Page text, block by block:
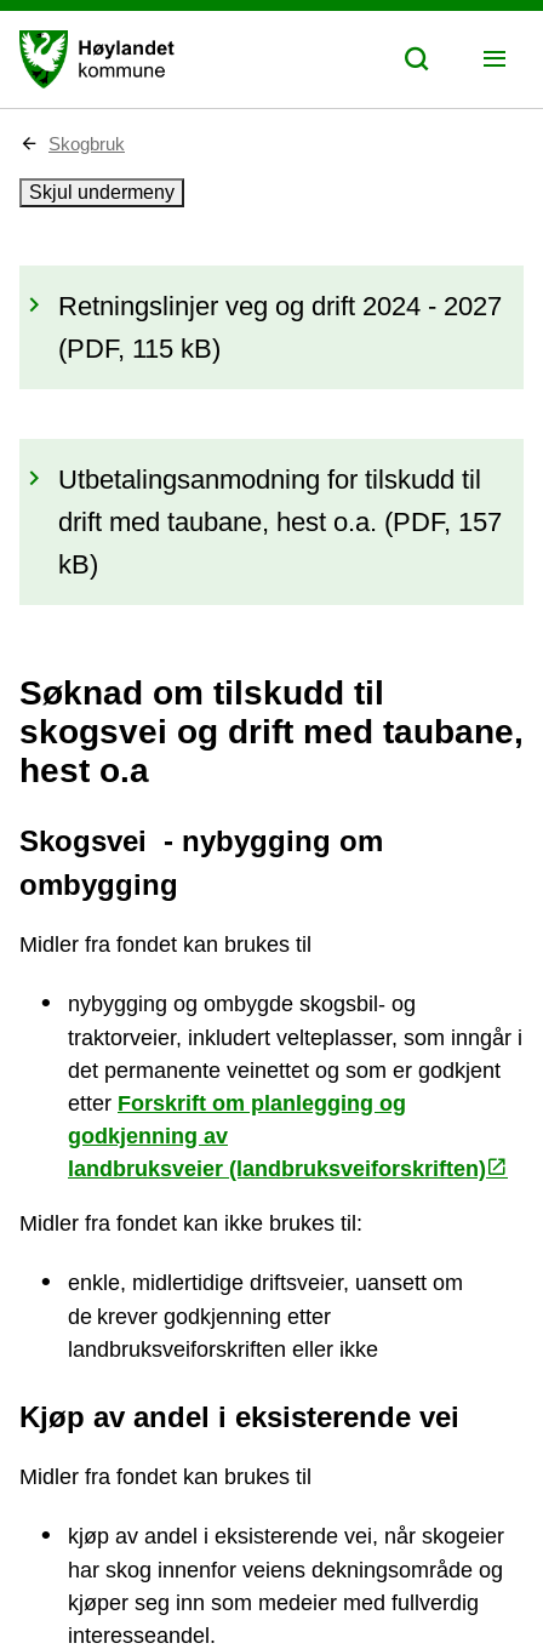
D
e
r
Skogbruk
Skjul undermeny
Retningslinjer veg og drift 2024 - 2027
(PDF, 115 kB)
Utbetalingsanmodning for tilskudd til
drift med taubane, hest o.a. (PDF, 157
kB)
Søknad om tilskudd til
skogsvei og drift med taubane,
hest o.a
Skogsvei - nybygging om
ombygging
Midler fra fondet kan brukes til
nybygging og ombygde skogsbil- og
traktorveier, inkludert velteplasser, som inngår i
det permanente veinettet og som er godkjent
etter Forskrift om planlegging og
godkjenning av
landbruksveier (landbruksveiforskriften)
Midler fra fondet kan ikke brukes til:
enkle, midlertidige driftsveier, uansett om
de krever godkjenning etter
landbruksveiforskriften eller ikke
Kjøp av andel i eksisterende vei
Midler fra fondet kan brukes til
kjøp av andel i eksisterende vei, når skogeier
har skog innenfor veiens dekningsområde og
kjøper seg inn som medeier med fullverdig
interesseandel.